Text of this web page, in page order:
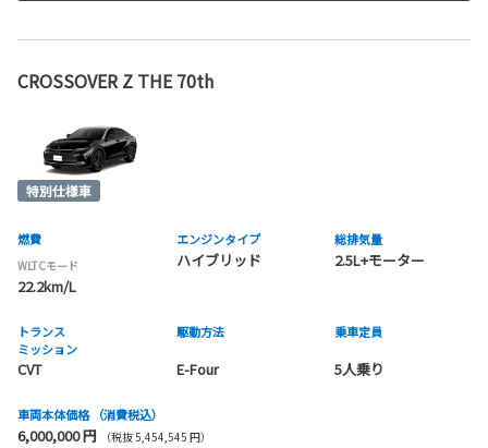
CROSSOVER Z THE 70th
燃費
WLTCモード
22.2km/L
エンジンタイプ
ハイブリッド
総排気量
2.5L+モーター
トランス
ミッション
CVT
駆動方法
E-Four
乗車定員
5人乗り
車両本体価格 （消費税込）
6,000,000 円 （税抜 5,454,545 円）